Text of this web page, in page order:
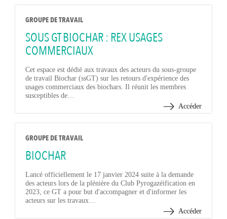
GROUPE DE TRAVAIL
SOUS GT BIOCHAR : REX USAGES
COMMERCIAUX
Cet espace est dédié aux travaux des acteurs du sous-groupe
de travail Biochar (ssGT) sur les retours d'expérience des
usages commerciaux des biochars. Il réunit les membres
susceptibles de…
Accéder
GROUPE DE TRAVAIL
BIOCHAR
Lancé officiellement le 17 janvier 2024 suite à la demande
des acteurs lors de la plénière du Club Pyrogazéification en
2023, ce GT a pour but d'accompagner et d'informer les
acteurs sur les travaux…
Accéder